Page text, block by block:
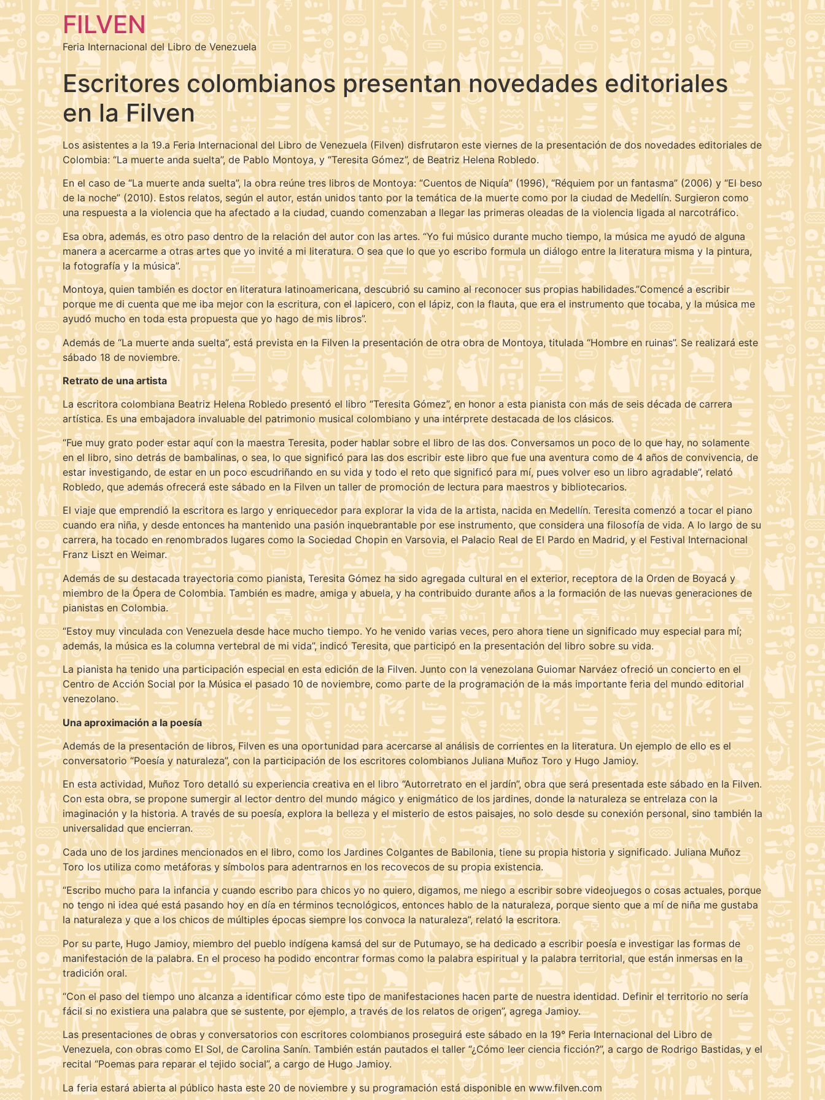
FILVEN
Feria Internacional del Libro de Venezuela
Escritores colombianos presentan novedades editoriales
en la Filven
Los asistentes a la 19.a Feria Internacional del Libro de Venezuela (Filven) disfrutaron este viernes de la presentación de dos novedades editoriales de
Colombia: “La muerte anda suelta”, de Pablo Montoya, y “Teresita Gómez”, de Beatriz Helena Robledo.
En el caso de “La muerte anda suelta”, la obra reúne tres libros de Montoya: “Cuentos de Niquía” (1996), “Réquiem por un fantasma” (2006) y “El beso
de la noche” (2010). Estos relatos, según el autor, están unidos tanto por la temática de la muerte como por la ciudad de Medellín. Surgieron como
una respuesta a la violencia que ha afectado a la ciudad, cuando comenzaban a llegar las primeras oleadas de la violencia ligada al narcotráfico.
Esa obra, además, es otro paso dentro de la relación del autor con las artes. “Yo fui músico durante mucho tiempo, la música me ayudó de alguna
manera a acercarme a otras artes que yo invité a mi literatura. O sea que lo que yo escribo formula un diálogo entre la literatura misma y la pintura,
la fotografía y la música”.
Montoya, quien también es doctor en literatura latinoamericana, descubrió su camino al reconocer sus propias habilidades.”Comencé a escribir
porque me di cuenta que me iba mejor con la escritura, con el lapicero, con el lápiz, con la flauta, que era el instrumento que tocaba, y la música me
ayudó mucho en toda esta propuesta que yo hago de mis libros”.
Además de “La muerte anda suelta”, está prevista en la Filven la presentación de otra obra de Montoya, titulada “Hombre en ruinas”. Se realizará este
sábado 18 de noviembre.
Retrato de una artista
La escritora colombiana Beatriz Helena Robledo presentó el libro “Teresita Gómez”, en honor a esta pianista con más de seis década de carrera
artística. Es una embajadora invaluable del patrimonio musical colombiano y una intérprete destacada de los clásicos.
“Fue muy grato poder estar aquí con la maestra Teresita, poder hablar sobre el libro de las dos. Conversamos un poco de lo que hay, no solamente
en el libro, sino detrás de bambalinas, o sea, lo que significó para las dos escribir este libro que fue una aventura como de 4 años de convivencia, de
estar investigando, de estar en un poco escudriñando en su vida y todo el reto que significó para mí, pues volver eso un libro agradable”, relató
Robledo, que además ofrecerá este sábado en la Filven un taller de promoción de lectura para maestros y bibliotecarios.
El viaje que emprendió la escritora es largo y enriquecedor para explorar la vida de la artista, nacida en Medellín. Teresita comenzó a tocar el piano
cuando era niña, y desde entonces ha mantenido una pasión inquebrantable por ese instrumento, que considera una filosofía de vida. A lo largo de su
carrera, ha tocado en renombrados lugares como la Sociedad Chopin en Varsovia, el Palacio Real de El Pardo en Madrid, y el Festival Internacional
Franz Liszt en Weimar.
Además de su destacada trayectoria como pianista, Teresita Gómez ha sido agregada cultural en el exterior, receptora de la Orden de Boyacá y
miembro de la Ópera de Colombia. También es madre, amiga y abuela, y ha contribuido durante años a la formación de las nuevas generaciones de
pianistas en Colombia.
“Estoy muy vinculada con Venezuela desde hace mucho tiempo. Yo he venido varias veces, pero ahora tiene un significado muy especial para mí;
además, la música es la columna vertebral de mi vida”, indicó Teresita, que participó en la presentación del libro sobre su vida.
La pianista ha tenido una participación especial en esta edición de la Filven. Junto con la venezolana Guiomar Narváez ofreció un concierto en el
Centro de Acción Social por la Música el pasado 10 de noviembre, como parte de la programación de la más importante feria del mundo editorial
venezolano.
Una aproximación a la poesía
Además de la presentación de libros, Filven es una oportunidad para acercarse al análisis de corrientes en la literatura. Un ejemplo de ello es el
conversatorio “Poesía y naturaleza”, con la participación de los escritores colombianos Juliana Muñoz Toro y Hugo Jamioy.
En esta actividad, Muñoz Toro detalló su experiencia creativa en el libro “Autorretrato en el jardín”, obra que será presentada este sábado en la Filven.
Con esta obra, se propone sumergir al lector dentro del mundo mágico y enigmático de los jardines, donde la naturaleza se entrelaza con la
imaginación y la historia. A través de su poesía, explora la belleza y el misterio de estos paisajes, no solo desde su conexión personal, sino también la
universalidad que encierran.
Cada uno de los jardines mencionados en el libro, como los Jardines Colgantes de Babilonia, tiene su propia historia y significado. Juliana Muñoz
Toro los utiliza como metáforas y símbolos para adentrarnos en los recovecos de su propia existencia.
“Escribo mucho para la infancia y cuando escribo para chicos yo no quiero, digamos, me niego a escribir sobre videojuegos o cosas actuales, porque
no tengo ni idea qué está pasando hoy en día en términos tecnológicos, entonces hablo de la naturaleza, porque siento que a mí de niña me gustaba
la naturaleza y que a los chicos de múltiples épocas siempre los convoca la naturaleza”, relató la escritora.
Por su parte, Hugo Jamioy, miembro del pueblo indígena kamsá del sur de Putumayo, se ha dedicado a escribir poesía e investigar las formas de
manifestación de la palabra. En el proceso ha podido encontrar formas como la palabra espiritual y la palabra territorial, que están inmersas en la
tradición oral.
“Con el paso del tiempo uno alcanza a identificar cómo este tipo de manifestaciones hacen parte de nuestra identidad. Definir el territorio no sería
fácil si no existiera una palabra que se sustente, por ejemplo, a través de los relatos de origen”, agrega Jamioy.
Las presentaciones de obras y conversatorios con escritores colombianos proseguirá este sábado en la 19° Feria Internacional del Libro de
Venezuela, con obras como El Sol, de Carolina Sanín. También están pautados el taller “¿Cómo leer ciencia ficción?”, a cargo de Rodrigo Bastidas, y el
recital “Poemas para reparar el tejido social”, a cargo de Hugo Jamioy.
La feria estará abierta al público hasta este 20 de noviembre y su programación está disponible en www.filven.com